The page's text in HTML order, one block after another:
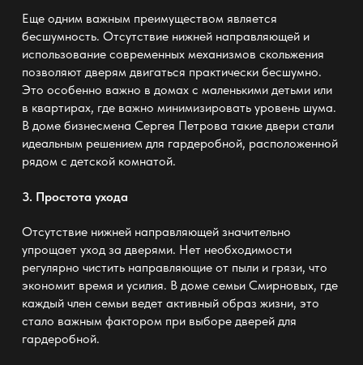
Еще одним важным преимуществом является
бесшумность. Отсутствие нижней направляющей и
использование современных механизмов скольжения
позволяют дверям двигаться практически бесшумно.
Это особенно важно в домах с маленькими детьми или
в квартирах, где важно минимизировать уровень шума.
В доме бизнесмена Сергея Петрова такие двери стали
идеальным решением для гардеробной, расположенной
рядом с детской комнатой.
3. Простота ухода
Отсутствие нижней направляющей значительно
упрощает уход за дверями. Нет необходимости
регулярно чистить направляющие от пыли и грязи, что
экономит время и усилия. В доме семьи Смирновых, где
каждый член семьи ведет активный образ жизни, это
стало важным фактором при выборе дверей для
гардеробной.